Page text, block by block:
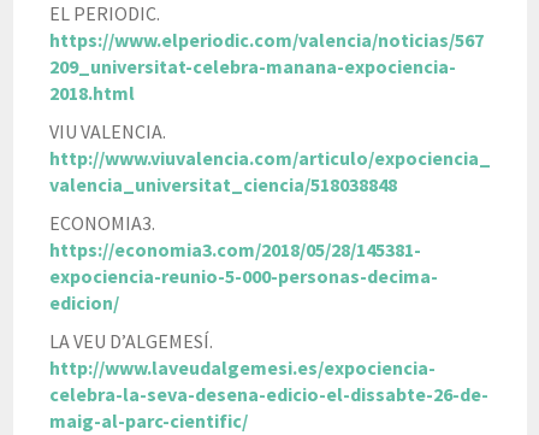
EL PERIODIC.
https://www.elperiodic.com/valencia/noticias/567
209_universitat-celebra-manana-expociencia-
2018.html
VIU VALENCIA.
http://www.viuvalencia.com/articulo/expociencia_
valencia_universitat_ciencia/518038848
ECONOMIA3.
https://economia3.com/2018/05/28/145381-
expociencia-reunio-5-000-personas-decima-
edicion/
LA VEU D’ALGEMESÍ.
http://www.laveudalgemesi.es/expociencia-
celebra-la-seva-desena-edicio-el-dissabte-26-de-
maig-al-parc-cientific/